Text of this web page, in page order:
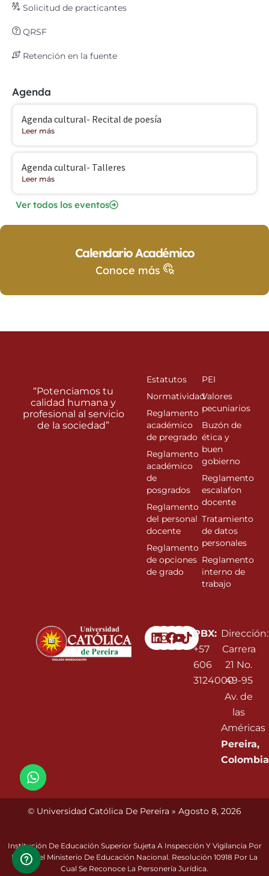
Solicitud de practicantes
QRSF
Retención en la fuente
Agenda
Agenda cultural- Recital de poesía
Leer más
Agenda cultural- Talleres
Leer más
Ver todos los eventos
Calendario Académico
Conoce más
Linkedin
Instagram
Facebook
Youtube
PBX:
+57
606
3124000
Dirección:
Carrera
21 No.
49-95
Av. de
las
Américas
Pereira,
Colombia
“Potenciamos tu
calidad humana y
profesional al servicio
de la sociedad”
Estatutos
Normatividad
Reglamento
académico
de pregrado
Reglamento
académico
de
posgrados
Reglamento
del personal
docente
Reglamento
de opciones
de grado
PEI
Valores
pecuniarios
Buzón de
ética y
buen
gobierno
Reglamento
escalafon
docente
Tratamiento
de datos
personales
Reglamento
interno de
trabajo
© Universidad Católica De Pereira » Agosto 8, 2026
Institución De Educación Superior Sujeta A Inspección Y Vigilancia Por
Parte Del Ministerio De Educación Nacional. Resolución 10918 Por La
Cual Se Reconoce La Personería Jurídica.